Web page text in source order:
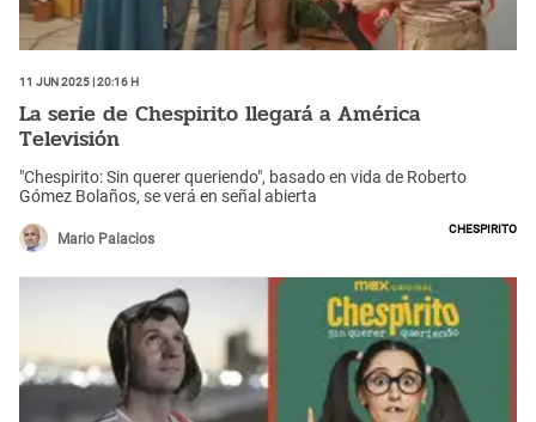
11 Jun 2025 | 20:16 h
La serie de Chespirito llegará a América
Televisión
"Chespirito: Sin querer queriendo", basado en vida de Roberto
Gómez Bolaños, se verá en señal abierta
Mario Palacios
Chespirito